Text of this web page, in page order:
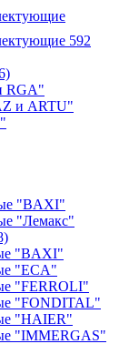
592
RGA"
и ARTU"
"BAXI"
"Лемакс"
"BAXI"
"ECA"
"FERROLI"
"FONDITAL"
"HAIER"
"IMMERGAS"